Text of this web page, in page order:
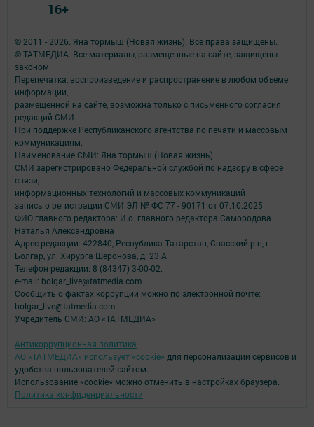
© 2011 - 2026. Яна тормыш (Новая жизнь). Все права защищены.
© ТАТМЕДИА. Все материалы, размещенные на сайте, защищены
законом.
Перепечатка, воспроизведение и распространение в любом объеме
информации,
размещенной на сайте, возможна только с письменного согласия
редакций СМИ.
При поддержке Республиканского агентства по печати и массовым
коммуникациям.
Наименование СМИ: Яна тормыш (Новая жизнь)
СМИ зарегистрировано Федеральной службой по надзору в сфере
связи,
информационных технологий и массовых коммуникаций
запись о регистрации СМИ ЭЛ № ФС 77 - 90171 от 07.10.2025
ФИО главного редактора: И.о. главного редактора Самородова
Наталья Александровна
Адрес редакции: 422840, Республика Татарстан, Спасский р-н, г.
Болгар, ул. Хирурга Шеронова, д. 23 А
Телефон редакции: 8 (84347) 3-00-02.
e-mail: bolgar_live@tatmedia.com
Сообщить о фактах коррупции можно по электронной почте:
bolgar_live@tatmedia.com
Учредитель СМИ: АО «ТАТМЕДИА»
Антикоррупционная политика
АО «ТАТМЕДИА» использует «cookie» для персонализации сервисов и
удобства пользователей сайтом.
Использование «cookie» можно отменить в настройках браузера.
Политика конфиденциальности
16+